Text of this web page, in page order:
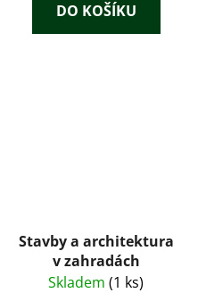
DO KOŠÍKU
Stavby a architektura
v zahradách
Skladem (1 ks)